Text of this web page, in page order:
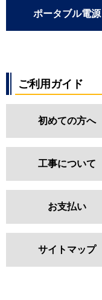
ポータブル電源
ご利用ガイド
初めての方へ
工事について
お支払い
サイトマップ